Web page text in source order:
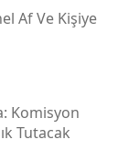
Af Ve Kişiye
Komisyon
Tutacak